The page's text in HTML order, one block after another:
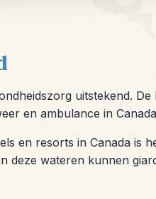
uitstekend.
en ambulance in Canada
en resorts in Canada is
deze wateren kunnen